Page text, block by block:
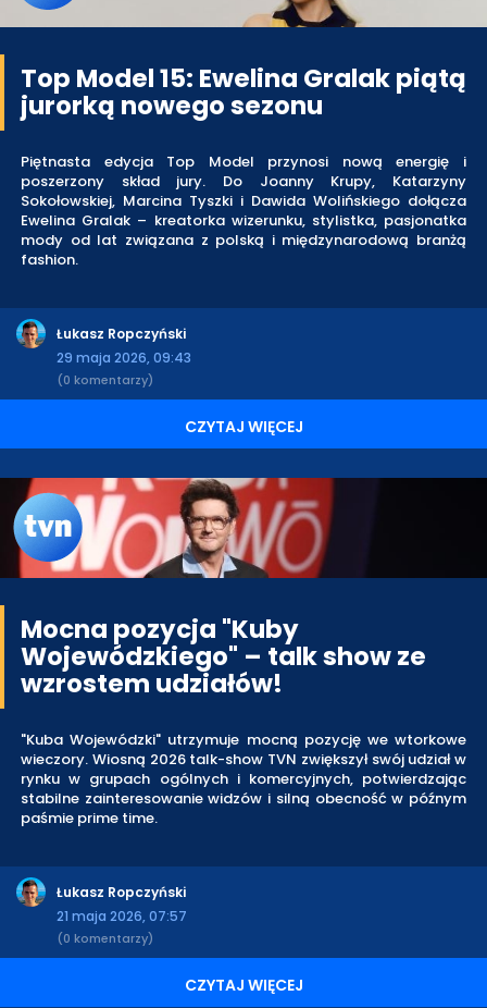
Top Model 15: Ewelina Gralak piątą
jurorką nowego sezonu
Piętnasta edycja Top Model przynosi nową energię i
poszerzony skład jury. Do Joanny Krupy, Katarzyny
Sokołowskiej, Marcina Tyszki i Dawida Wolińskiego dołącza
Ewelina Gralak – kreatorka wizerunku, stylistka, pasjonatka
mody od lat związana z polską i międzynarodową branżą
fashion.
Łukasz Ropczyński
29 maja 2026, 09:43
(0 komentarzy)
CZYTAJ WIĘCEJ
Mocna pozycja "Kuby
Wojewódzkiego" – talk show ze
wzrostem udziałów!
"Kuba Wojewódzki" utrzymuje mocną pozycję we wtorkowe
wieczory. Wiosną 2026 talk-show TVN zwiększył swój udział w
rynku w grupach ogólnych i komercyjnych, potwierdzając
stabilne zainteresowanie widzów i silną obecność w późnym
paśmie prime time.
Łukasz Ropczyński
21 maja 2026, 07:57
(0 komentarzy)
CZYTAJ WIĘCEJ